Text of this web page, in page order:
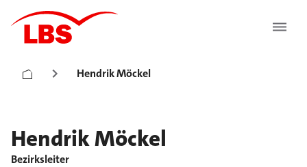
Hendrik Möckel
HendrikMöckel
Bezirksleiter